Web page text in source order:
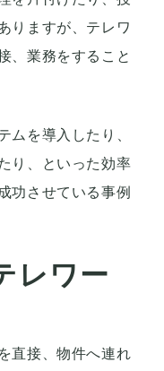
りますが、テレワ
、業務をすること
ムを導入したり、
り、といった効率
功させている事例
レワー
直接、物件へ連れ